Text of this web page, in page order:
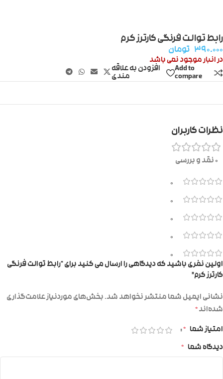
رابط توالت فرنگی کارترز کرم
۳۹۰.۰۰۰ تومان
در انبار موجود نمی باشد
Add to
compare
افزودن به علاقه
مندی
نظرات کاربران
0 نقد و بررسی
0
0
0
0
0
اولین نفری باشید که دیدگاهی را ارسال می کنید برای “رابط توالت فرنگی
کارترز کرم”
نشانی ایمیل شما منتشر نخواهد شد.بخش‌های موردنیاز علامت‌گذاری
شده‌اند*
امتیاز شما *
دیدگاه شما *